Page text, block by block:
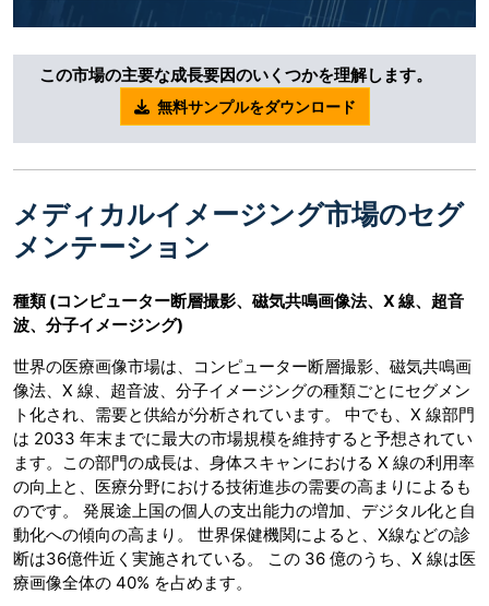
この市場の主要な成長要因のいくつかを理解します。
無料サンプルをダウンロード
メディカルイメージング市場のセグ
メンテーション
種類 (コンピューター断層撮影、磁気共鳴画像法、X 線、超音
波、分子イメージング)
世界の医療画像市場は、コンピューター断層撮影、磁気共鳴画
像法、X 線、超音波、分子イメージングの種類ごとにセグメン
ト化され、需要と供給が分析されています。 中でも、X 線部門
は 2033 年末までに最大の市場規模を維持すると予想されてい
ます。この部門の成長は、身体スキャンにおける X 線の利用率
の向上と、医療分野における技術進歩の需要の高まりによるも
のです。 発展途上国の個人の支出能力の増加、デジタル化と自
動化への傾向の高まり。 世界保健機関によると、X線などの診
断は36億件近く実施されている。 この 36 億のうち、X 線は医
療画像全体の 40% を占めます。